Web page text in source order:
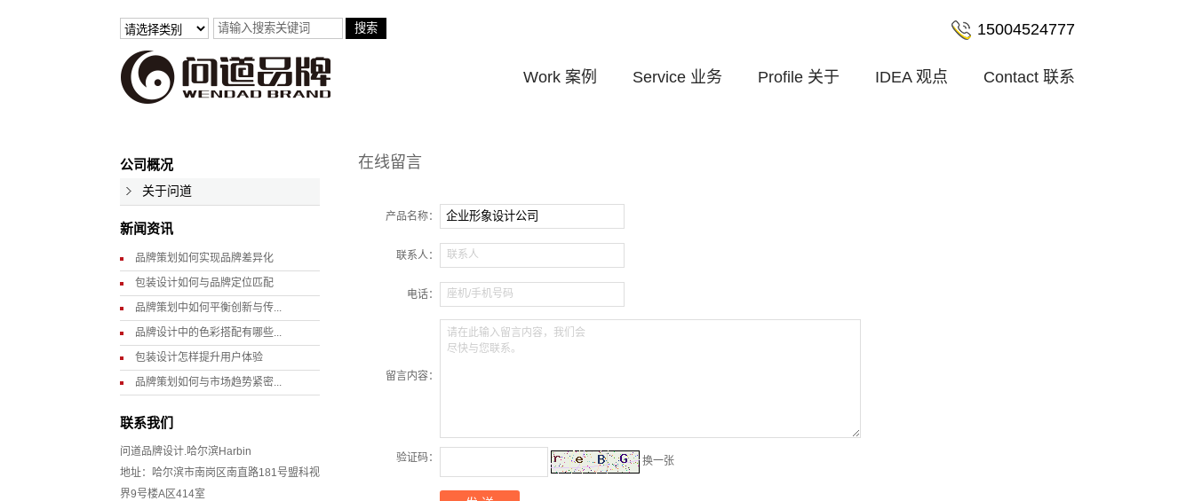
15004524777
Work案例 Service业务 Profile关于 IDEA观点 Contact联系
公司概况
关于问道
新闻资讯
品牌策划如何实现品牌差异化
包装设计如何与品牌定位匹配
品牌策划中如何平衡创新与传...
品牌设计中的色彩搭配有哪些...
包装设计怎样提升用户体验
品牌策划如何与市场趋势紧密...
联系我们
问道品牌设计.哈尔滨Harbin
地址：哈尔滨市南岗区南直路181号盟科视
界9号楼A区414室
在线留言
产品名称：
联系人： 联系人
电话： 座机/手机号码
留言内容：
请在此输入留言内容，我们会
尽快与您联系。
验证码： 换一张